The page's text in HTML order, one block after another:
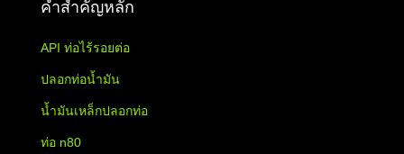
คำสำคัญหลัก
API ท่อไร้รอยต่อ
ปลอกท่อน้ำมัน
น้ำมันเหล็กปลอกท่อ
ท่อ n80